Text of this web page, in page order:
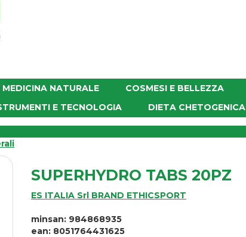
NATURALE COSMESI E BELLEZZA
E TECNOLOGIA
DIETA CHETOGENICA
SUPERHYDRO TABS 20PZ
ES ITALIA Srl BRAND ETHICSPORT
minsan: 984868935
ean: 8051764431625